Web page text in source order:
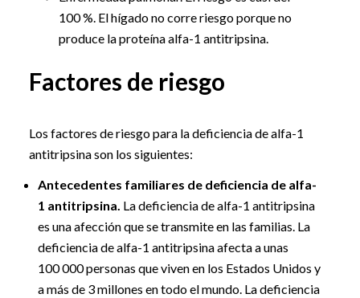
100 %. El hígado no corre riesgo porque no
produce la proteína alfa-1 antitripsina.
Factores de riesgo
Los factores de riesgo para la deficiencia de alfa-1
antitripsina son los siguientes:
Antecedentes familiares de deficiencia de alfa-
1 antitripsina. La deficiencia de alfa-1 antitripsina
es una afección que se transmite en las familias. La
deficiencia de alfa-1 antitripsina afecta a unas
100 000 personas que viven en los Estados Unidos y
a más de 3 millones en todo el mundo. La deficiencia